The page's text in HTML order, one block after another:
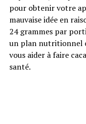
pour obtenir votre
mauvaise idée en
24 grammes par
un plan nutritionnel
vous aider à faire
santé.